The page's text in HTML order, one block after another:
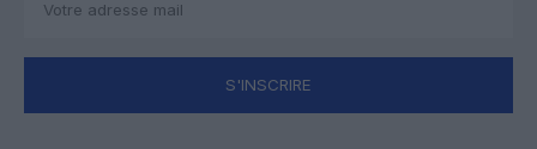
S'INSCRIRE